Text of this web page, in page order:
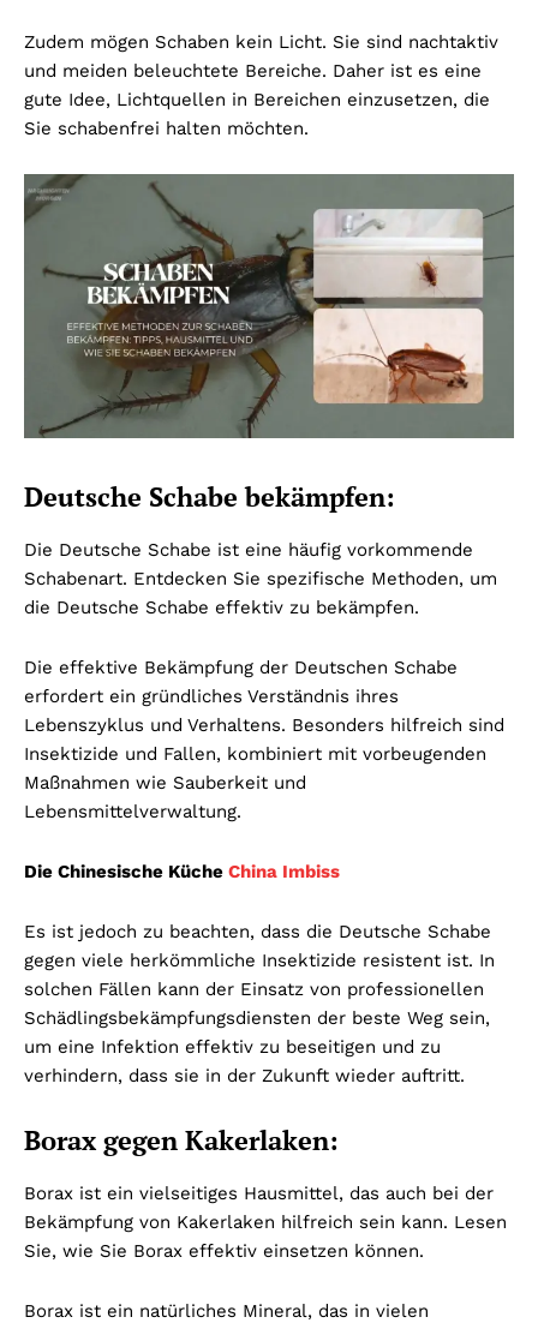
Zudem mögen Schaben kein Licht. Sie sind nachtaktiv
und meiden beleuchtete Bereiche. Daher ist es eine
gute Idee, Lichtquellen in Bereichen einzusetzen, die
Sie schabenfrei halten möchten.
Deutsche Schabe bekämpfen:
Die Deutsche Schabe ist eine häufig vorkommende
Schabenart. Entdecken Sie spezifische Methoden, um
die Deutsche Schabe effektiv zu bekämpfen.
Die effektive Bekämpfung der Deutschen Schabe
erfordert ein gründliches Verständnis ihres
Lebenszyklus und Verhaltens. Besonders hilfreich sind
Insektizide und Fallen, kombiniert mit vorbeugenden
Maßnahmen wie Sauberkeit und
Lebensmittelverwaltung.
Die Chinesische Küche China Imbiss
Es ist jedoch zu beachten, dass die Deutsche Schabe
gegen viele herkömmliche Insektizide resistent ist. In
solchen Fällen kann der Einsatz von professionellen
Schädlingsbekämpfungsdiensten der beste Weg sein,
um eine Infektion effektiv zu beseitigen und zu
verhindern, dass sie in der Zukunft wieder auftritt.
Borax gegen Kakerlaken:
Borax ist ein vielseitiges Hausmittel, das auch bei der
Bekämpfung von Kakerlaken hilfreich sein kann. Lesen
Sie, wie Sie Borax effektiv einsetzen können.
Borax ist ein natürliches Mineral, das in vielen